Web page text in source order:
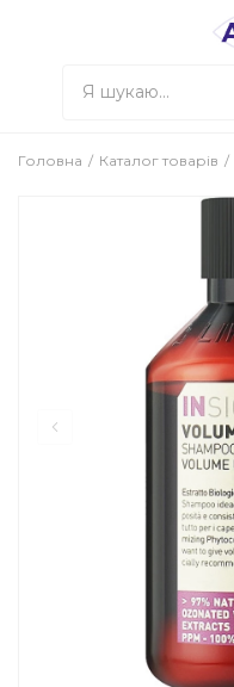
Головна Каталог товарів